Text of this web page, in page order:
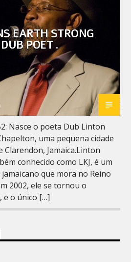
EARTH STRONG
POET .
Nasce o poeta Dub Linton
uma pequena cidade
Jamaica.Linton
conhecido como LKJ, é um
que mora no Reino
2002, ele se tornou o
e o único […]